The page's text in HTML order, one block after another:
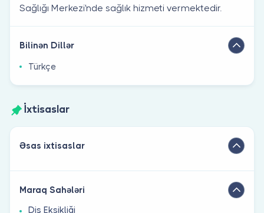
Sağlığı Merkezi'nde sağlık hizmeti vermektedir.
Bilinən Dillər
Türkçe
İxtisaslar
Əsas ixtisaslar
Maraq Sahələri
Diş Eksikliği